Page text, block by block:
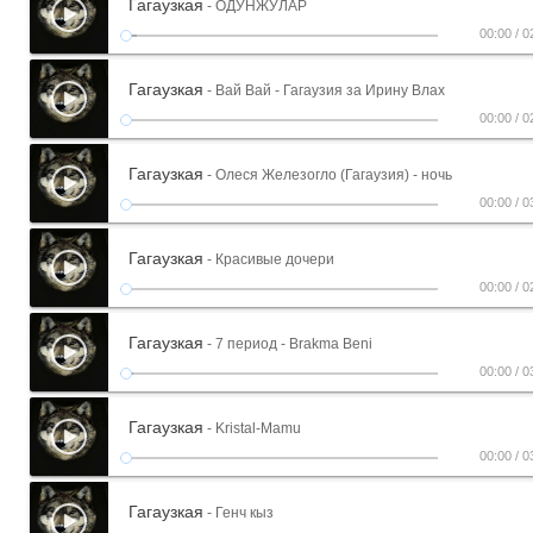
Гагаузкая - ОДУНЖУЛАР
00:00 /
Гагаузкая - Вай Вай - Гагаузия за Ирину Влах
00:00 /
Гагаузкая - Олеся Железогло (Гагаузия) - ночь
00:00 /
Гагаузкая - Красивые дочери
00:00 /
Гагаузкая - 7 период - Brakma Beni
00:00 /
Гагаузкая - Kristal-Mamu
00:00 /
Гагаузкая - Генч кыз